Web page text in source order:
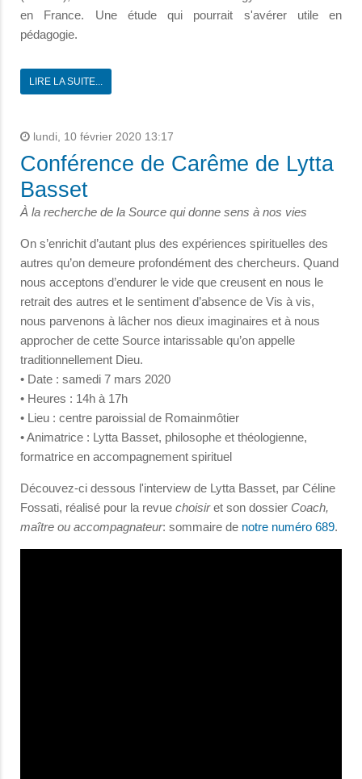
en France. Une étude qui pourrait s'avérer utile en
pédagogie.
LIRE LA SUITE...
lundi, 10 février 2020 13:17
Conférence de Carême de Lytta
Basset
À la recherche de la Source qui donne sens à nos vies
On s’enrichit d’autant plus des expériences spirituelles des
autres qu’on demeure profondément des chercheurs. Quand
nous acceptons d’endurer le vide que creusent en nous le
retrait des autres et le sentiment d’absence de Vis à vis,
nous parvenons à lâcher nos dieux imaginaires et à nous
approcher de cette Source intarissable qu’on appelle
traditionnellement Dieu.
• Date : samedi 7 mars 2020
• Heures : 14h à 17h
• Lieu : centre paroissial de Romainmôtier
• Animatrice : Lytta Basset, philosophe et théologienne,
formatrice en accompagnement spirituel
Découvez-ci dessous l'interview de Lytta Basset, par Céline
Fossati, réalisé pour la revue choisiret son dossier Coach,
maître ou accompagnateur: sommaire de notre numéro 689.